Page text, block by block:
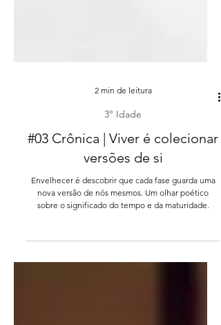
2 min de leitura
3° Idade
#03 Crônica | Viver é colecionar
versões de si
Envelhecer é descobrir que cada fase guarda uma
nova versão de nós mesmos. Um olhar poético